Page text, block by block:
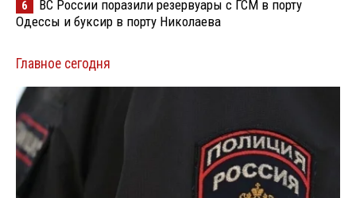
6
ВС России поразили резервуары с ГСМ в порту
Одессы и буксир в порту Николаева
Главное сегодня